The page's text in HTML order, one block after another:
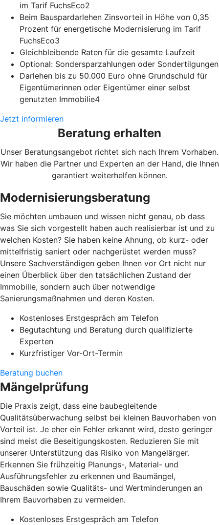
im Tarif FuchsEco2
Beim Bauspardarlehen Zinsvorteil in Höhe von 0,35
Prozent für energetische Modernisierung im Tarif
FuchsEco3
Gleichbleibende Raten für die gesamte Laufzeit
Optional: Sondersparzahlungen oder Sondertilgungen
Darlehen bis zu 50.000 Euro ohne Grundschuld für
Eigentümerinnen oder Eigentümer einer selbst
genutzten Immobilie4
Jetzt informieren
Beratung erhalten
Unser Beratungsangebot richtet sich nach Ihrem Vorhaben.
Wir haben die Partner und Experten an der Hand, die Ihnen
garantiert weiterhelfen können.
Modernisierungsberatung
Sie möchten umbauen und wissen nicht genau, ob dass
was Sie sich vorgestellt haben auch realisierbar ist und zu
welchen Kosten? Sie haben keine Ahnung, ob kurz- oder
mittelfristig saniert oder nachgerüstet werden muss?
Unsere Sachverständigen geben Ihnen vor Ort nicht nur
einen Überblick über den tatsächlichen Zustand der
Immobilie, sondern auch über notwendige
Sanierungsmaßnahmen und deren Kosten.
Kostenloses Erstgespräch am Telefon
Begutachtung und Beratung durch qualifizierte
Experten
Kurzfristiger Vor-Ort-Termin
Beratung buchen
Mängelprüfung
Die Praxis zeigt, dass eine baubegleitende
Qualitätsüberwachung selbst bei kleinen Bauvorhaben von
Vorteil ist. Je eher ein Fehler erkannt wird, desto geringer
sind meist die Beseitigungskosten. Reduzieren Sie mit
unserer Unterstützung das Risiko von Mangelärger.
Erkennen Sie frühzeitig Planungs-, Material- und
Ausführungsfehler zu erkennen und Baumängel,
Bauschäden sowie Qualitäts- und Wertminderungen an
Ihrem Bauvorhaben zu vermeiden.
Kostenloses Erstgespräch am Telefon